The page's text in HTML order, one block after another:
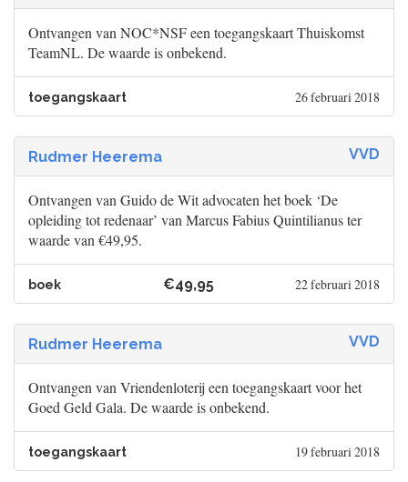
Ontvangen van NOC*NSF een toegangskaart Thuiskomst
TeamNL. De waarde is onbekend.
toegangskaart 26 februari 2018
Rudmer Heerema VVD
Ontvangen van Guido de Wit advocaten het boek ‘De
opleiding tot redenaar’ van Marcus Fabius Quintilianus ter
waarde van €49,95.
boek €49,95 22 februari 2018
Rudmer Heerema VVD
Ontvangen van Vriendenloterij een toegangskaart voor het
Goed Geld Gala. De waarde is onbekend.
toegangskaart 19 februari 2018